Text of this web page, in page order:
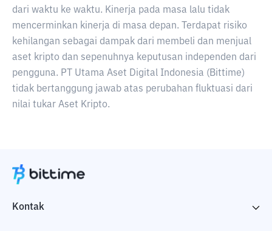
dari waktu ke waktu. Kinerja pada masa lalu tidak
mencerminkan kinerja di masa depan. Terdapat risiko
kehilangan sebagai dampak dari membeli dan menjual
aset kripto dan sepenuhnya keputusan independen dari
pengguna. PT Utama Aset Digital Indonesia (Bittime)
tidak bertanggung jawab atas perubahan fluktuasi dari
nilai tukar Aset Kripto.
Kontak